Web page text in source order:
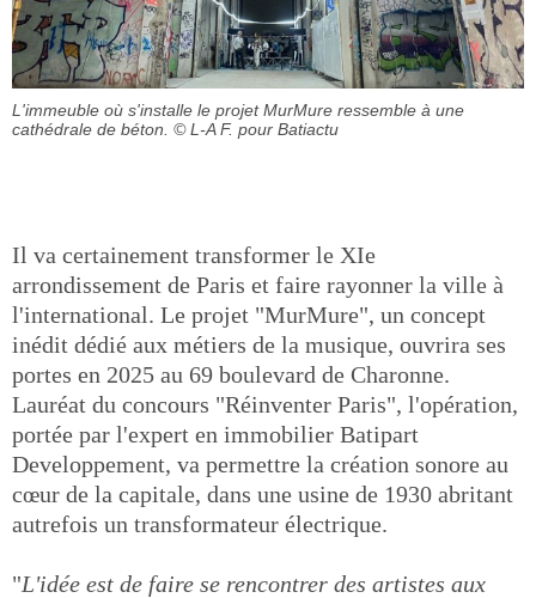
L'immeuble où s'installe le projet MurMure ressemble à une
cathédrale de béton. © L-A F. pour Batiactu
Il va certainement transformer le XIe
arrondissement de Paris et faire rayonner la ville à
l'international. Le projet "MurMure", un concept
inédit dédié aux métiers de la musique, ouvrira ses
portes en 2025 au 69 boulevard de Charonne.
Lauréat du concours "Réinventer Paris", l'opération,
portée par l'expert en immobilier Batipart
Developpement, va permettre la création sonore au
cœur de la capitale, dans une usine de 1930 abritant
autrefois un transformateur électrique.
"L'idée est de faire se rencontrer des artistes aux